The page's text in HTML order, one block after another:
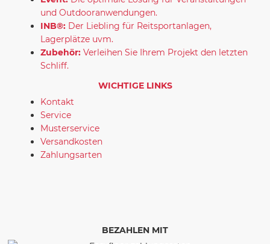
und Outdooranwendungen.
INB®: Der Liebling für Reitsportanlagen,
Lagerplätze uvm.
Zubehör: Verleihen Sie Ihrem Projekt den letzten
Schliff.
WICHTIGE LINKS
Kontakt
Service
Musterservice
Versandkosten
Zahlungsarten
BEZAHLEN MIT